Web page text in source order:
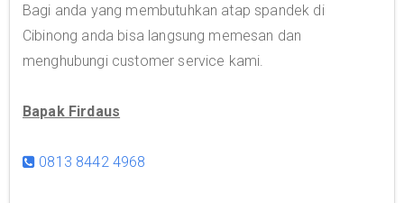
Bagi anda yang membutuhkan atap spandek di
Cibinong anda bisa langsung memesan dan
menghubungi customer service kami.
Bapak Firdaus
0813 8442 4968